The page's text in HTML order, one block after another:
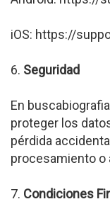
iOS: https://
6. Seguridad
En
proteger los
pérdida
procesamiento o
7. Condiciones